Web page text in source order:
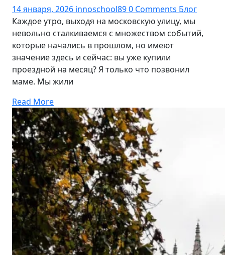
14 января, 2026 innoschool890 Comments Блог
Каждое утро, выходя на московскую улицу, мы
невольно сталкиваемся с множеством событий,
которые начались в прошлом, но имеют
значение здесь и сейчас: вы уже купили
проездной на месяц? Я только что позвонил
маме. Мы жили
Read More